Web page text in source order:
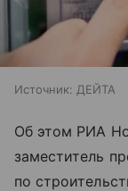
Источник: ДЕЙТА
Об этом РИА
заместитель
по